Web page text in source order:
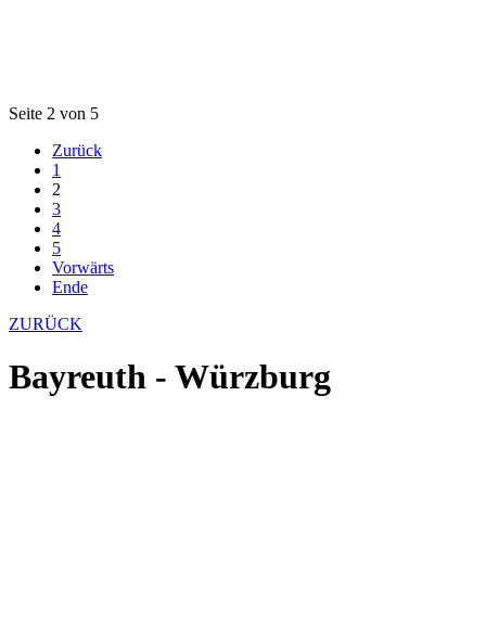
Seite 2 von 5
Zurück
1
2
3
4
5
Vorwärts
Ende
ZURÜCK
Bayreuth - Würzburg